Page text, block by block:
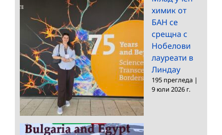
химик от
БАН се
срещна с
Нобелови
лауреати в
Линдау
195 прегледа |
9 юли 2026 г.